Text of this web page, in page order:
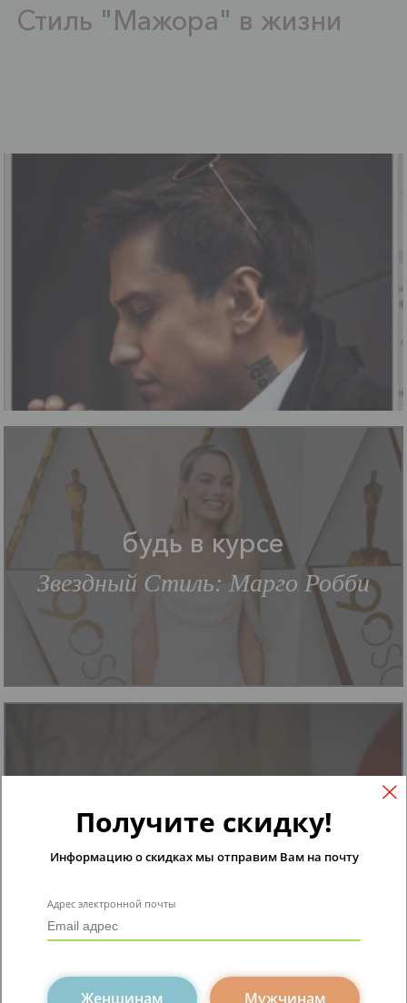
Стиль "Мажора" в жизни
будь в курсе
Звездный Стиль: Марго Робби
Звездный Стиль: Саша
Петров
Получите скидку!
Информацию о скидках мы отправим Вам на почту
Адрес электронной почты
Женщинам Мужчинам